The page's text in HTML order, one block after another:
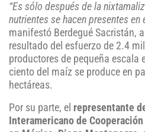
“Es sólo después de la
nutrientes se hacen presentes en
manifestó Berdegué Sacristán,
resultado del esfuerzo de 2.4
productores de pequeña escala
ciento del maíz se produce en
hectáreas.
Por su parte, el representante
Interamericano de